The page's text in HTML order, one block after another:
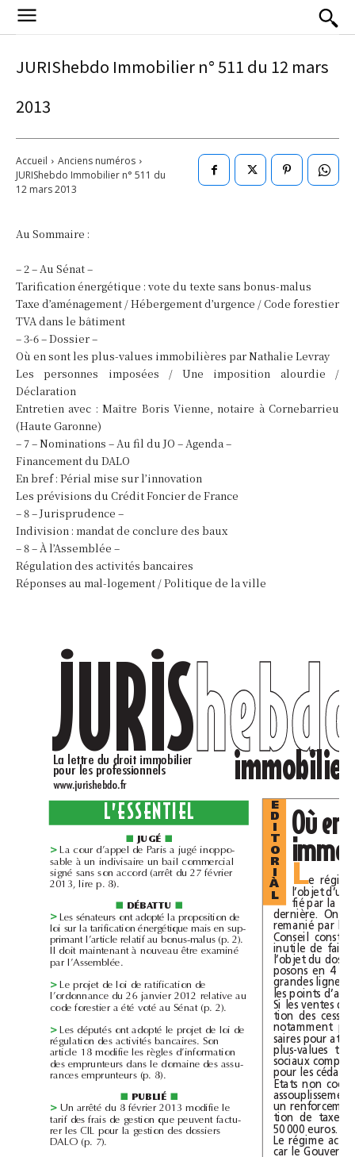
JURIShebdo Immobilier n° 511 du 12 mars
2013
Accueil
Anciens numéros
JURIShebdo Immobilier n° 511 du
12 mars 2013
Au Sommaire :
– 2 – Au Sénat –
Tarification énergétique : vote du texte sans bonus-malus
Taxe d’aménagement / Hébergement d’urgence / Code forestier
TVA dans le bâtiment
– 3-6 – Dossier –
Où en sont les plus-values immobilières par Nathalie Levray
Les personnes imposées / Une imposition alourdie /
Déclaration
Entretien avec : Maître Boris Vienne, notaire à Cornebarrieu
(Haute Garonne)
– 7 – Nominations – Au fil du JO – Agenda –
Financement du DALO
En bref : Périal mise sur l’innovation
Les prévisions du Crédit Foncier de France
– 8 – Jurisprudence –
Indivision : mandat de conclure des baux
– 8 – À l’Assemblée –
Régulation des activités bancaires
Réponses au mal-logement / Politique de la ville
JUGÉ
>
La cour d’appel de Paris a jugé inoppo-
signé sans son accord (arrêt du 27février
2013, lire p.8).
DÉBATTU
>
Les sénateurs ont adopté la proposition de
loi sur la tarification énergétique mais en sup-
primant l’article relatif au bonus-malus (p.2).
Il doit maintenant à nouveau être examiné
par l’Assemblée.
>
Le projet de loi de ratification de
l’ordonnance du 26janvier2012 relative au
code forestier a été voté au Sénat (p.2).
>
Les députés ont adopté le projet de loi de
régulation des activités bancaires. Son
article 18 modifie les règles d’information
des emprunteurs dans le domaine des assu-
rances emprunteurs (p.8).
PUBLIÉ
>
Un arrêté du 8février 2013 modifie le
tarif des frais de gestion que peuvent factu-
rer les CIL pour la gestion des dossiers
DALO (p.7).
L
50000euros.
JURISh
he
eb
bd
d
La lettre du droit immobilier
pour les professionnels
www.jurishebdo.fr
L’ESSENTIEL
..
E
D
I
T
O
R
I
À
L